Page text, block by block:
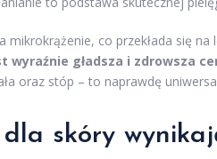
mikrokrążenie, co przekłada się
wyraźnie gładsza i zdrowsza
oraz stóp – to naprawdę
dla skóry